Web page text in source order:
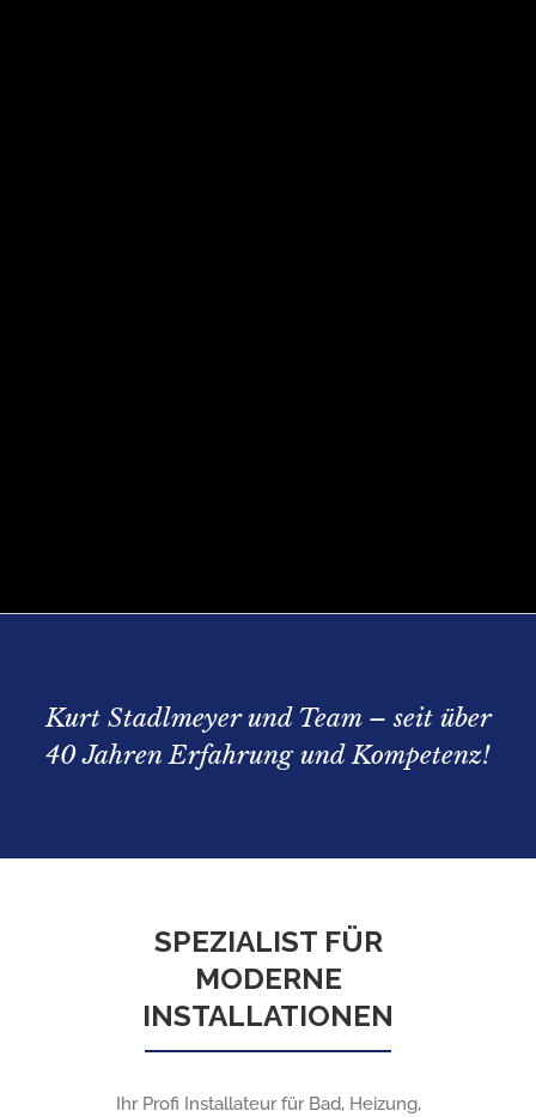
Kurt Stadlmeyer und Team – seit über
40 Jahren Erfahrung und Kompetenz!
SPEZIALIST FÜR
MODERNE
INSTALLATIONEN
Ihr Profi Installateur für Bad, Heizung,